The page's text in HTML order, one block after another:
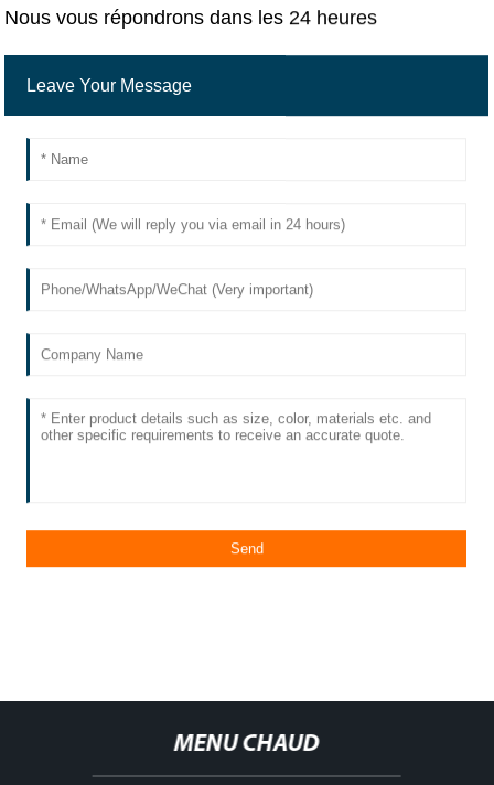
Nous vous répondrons dans les 24 heures
MENU CHAUD